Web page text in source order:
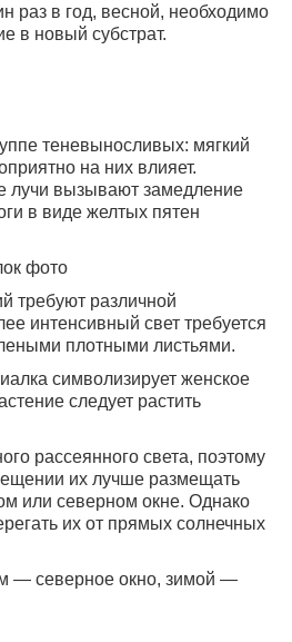
раз в год, весной, необходимо
в новый субстрат.
теневыносливых: мягкий
на них влияет.
лучи вызывают замедление
в виде желтых пятен
требуют различной
интенсивный свет требуется
плотными листьями.
символизирует женское
следует растить
рассеянного света, поэтому
их лучше размещать
или северном окне. Однако
их от прямых солнечных
— северное окно, зимой —